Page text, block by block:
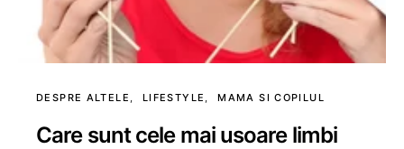
DESPRE ALTELE LIFESTYLE MAMA SI COPILUL
Care sunt cele mai usoare limbi